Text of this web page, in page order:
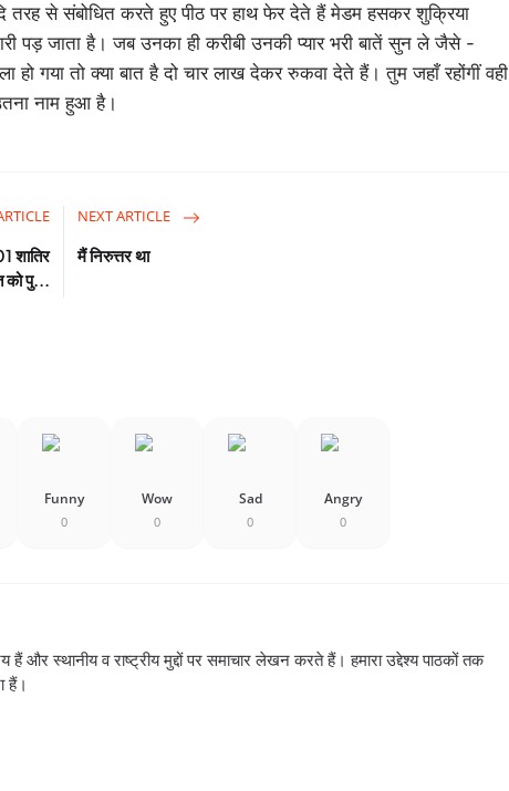
तरह से संबोधित करते हुए पीठ पर हाथ फेर देते हैं मेडम हसकर शुक्रिया
पड़ जाता है। जब उनका ही करीबी उनकी प्यार भरी बातें सुन ले जैसे -
गया तो क्या बात है दो चार लाख देकर रुकवा देते हैं। तुम जहाँ रहोंगीं वही
नाम हुआ है।
शातिर
को पु...
NEXT ARTICLE
मैं निरुत्तर था
Funny
0
Wow
0
Sad
0
Angry
0
और स्थानीय व राष्ट्रीय मुद्दों पर समाचार लेखन करते हैं। हमारा उद्देश्य पाठकों तक
हैं।